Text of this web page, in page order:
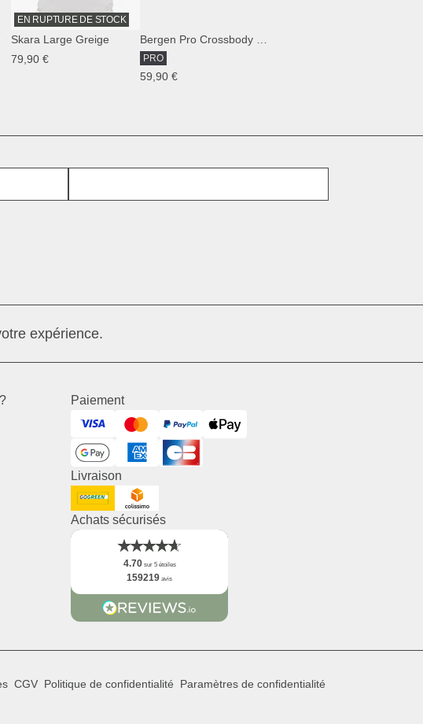
EN RUPTURE DE STOCK
Skara Large Greige
79,90 €
PRO
59,90 €
expérience.
Paiement
Visa MastercardPayPal ApplePay
GooglePayAmerican Express
Cart Bancaire
Livraison
DHL GoGreen
Collisimo
Achats sécurisés
4.70sur 5 étoiles
159219 avis
CGV Politique de confidentialité Paramètres de confidentialité